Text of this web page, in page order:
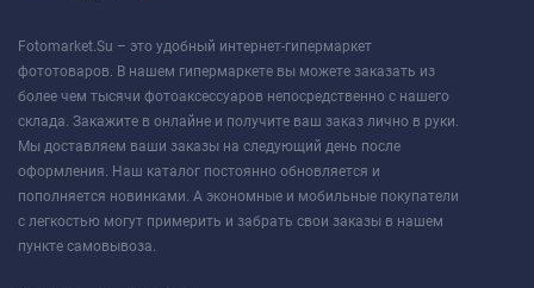
Fotomarket.Su – это удобный интернет-гипермаркет
фототоваров. В нашем гипермаркете вы можете заказать из
более чем тысячи фотоаксессуаров непосредственно с нашего
склада. Закажите в онлайне и получите ваш заказ лично в руки.
Мы доставляем ваши заказы на следующий день после
оформления. Наш каталог постоянно обновляется и
пополняется новинками. А экономные и мобильные покупатели
с легкостью могут примерить и забрать свои заказы в нашем
пункте самовывоза.